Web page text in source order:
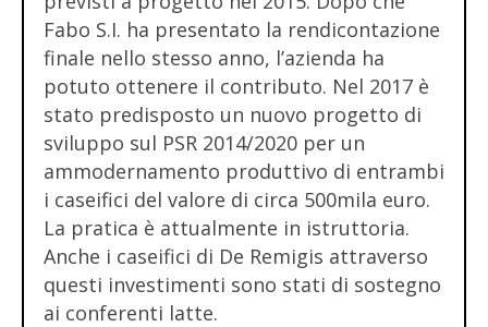
Fabo S.I. ha presentato la rendicontazione
finale nello stesso anno, l’azienda ha
potuto ottenere il contributo. Nel 2017 è
stato predisposto un nuovo progetto di
sviluppo sul PSR 2014/2020 per un
ammodernamento produttivo di entrambi
i caseifici del valore di circa 500mila euro.
La pratica è attualmente in istruttoria.
Anche i caseifici di De Remigis attraverso
questi investimenti sono stati di sostegno
ai conferenti latte.